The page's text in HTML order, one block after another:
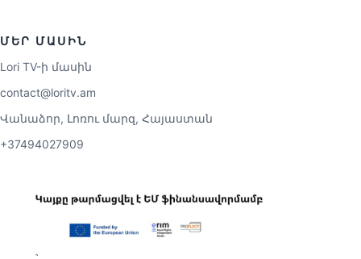
ՄԵՐ ՄԱՍԻՆ
Lori TV-ի մասին
contact@loritv.am
Վանաձոր, Լոռու մարզ, Հայաստան
+37494027909